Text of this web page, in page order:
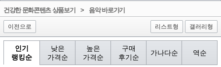
1
건강한 문화콘텐츠 상품보기 > 음악 바로가기
이전으로 리스트형 갤러리형
인기
랭킹순
낮은
가격순
높은
가격순
구매
후기순
가나다순 역순